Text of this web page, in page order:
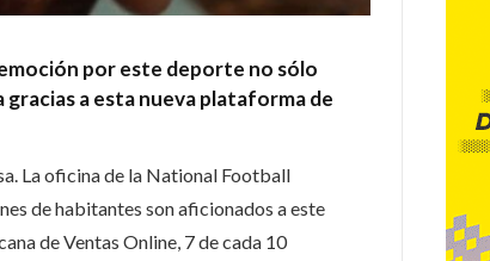
por este deporte no sólo
a esta nueva plataforma de
La oficina de la National Football
de habitantes son aficionados a este
de Ventas Online, 7 de cada 10